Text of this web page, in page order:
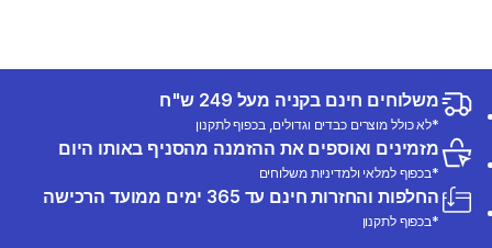
משלוחים חינם בקניה מעל 249 ש"ח
*לא כולל מוצרים כבדים וגדולים, בכפוף לתקנון
מזמינים ואוספים את ההזמנה מהסניף באותו היום
*בכפוף למלאי ולמדיניות משלוחים
החלפות והחזרות חינם עד 365 ימים ממועד הרכישה
*בכפוף לתקנון